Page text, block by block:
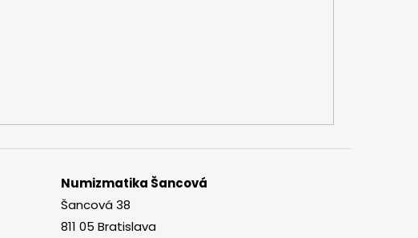
Numizmatika Šancová
Šancová 38
811 05 Bratislava